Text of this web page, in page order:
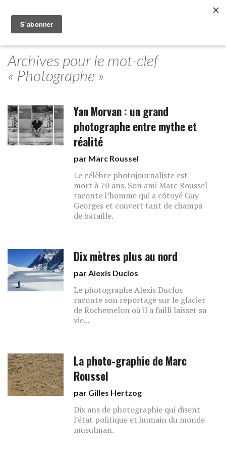
Archives pour le mot-clef
« Photographe »
Yan Morvan : un grand
photographe entre mythe et
réalité
par Marc Roussel
Le célèbre photojournaliste est
mort à 70 ans. Son ami Marc Roussel
raconte l’homme qui a côtoyé Guy
Georges et couvert tant de champs
de bataille.
Dix mètres plus au nord
parAlexis Duclos
Le photographe Alexis Duclos
raconte son reportage sur le glacier
de Rochemelon où il a failli laisser sa
vie...
La photo-graphie de Marc
Roussel
par Gilles Hertzog
Dix ans de photographie qui disent
l'état politique et humain du monde
musulman.